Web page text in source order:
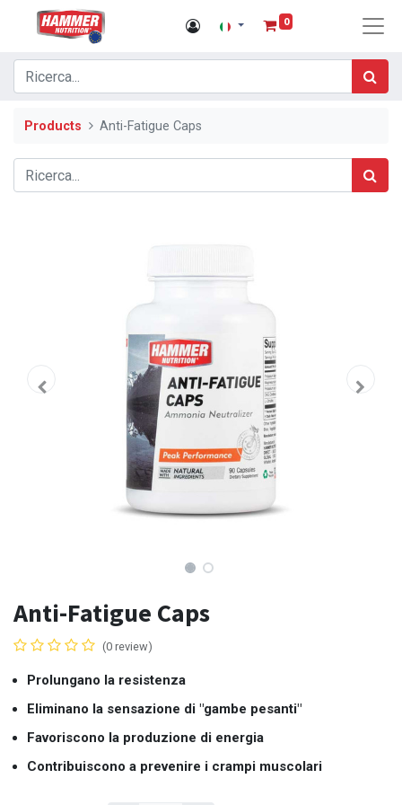
0
Products Anti-Fatigue Caps
Anti-Fatigue Caps
(0 review)
Prolungano la resistenza
Eliminano la sensazione di "gambe pesanti"
Favoriscono la produzione di energia
Contribuiscono a prevenire i crampi muscolari